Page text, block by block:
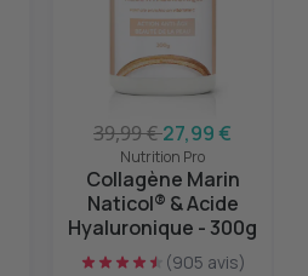
39,99 €27,99 €
Nutrition Pro
Collagène Marin
Naticol® & Acide
Hyaluronique - 300g
(905 avis)